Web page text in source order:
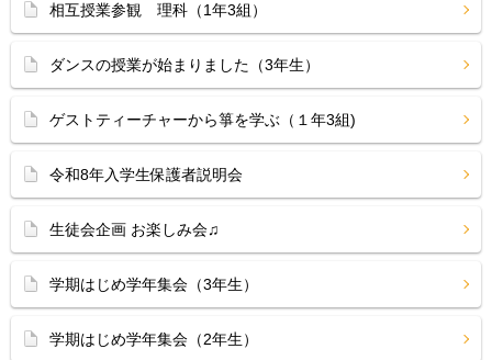
相互授業参観 理科（1年3組）
ダンスの授業が始まりました（3年生）
ゲストティーチャーから箏を学ぶ（１年3組)
令和8年入学生保護者説明会
生徒会企画 お楽しみ会♫
学期はじめ学年集会（3年生）
学期はじめ学年集会（2年生）